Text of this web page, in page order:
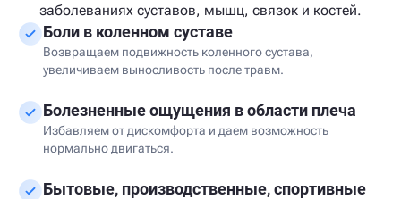
заболеваниях суставов, мышц, связок и костей.
Боли в коленном суставе
Возвращаем подвижность коленного сустава,
увеличиваем выносливость после травм.
Болезненные ощущения в области плеча
Избавляем от дискомфорта и даем возможность
нормально двигаться.
Бытовые, производственные, спортивные